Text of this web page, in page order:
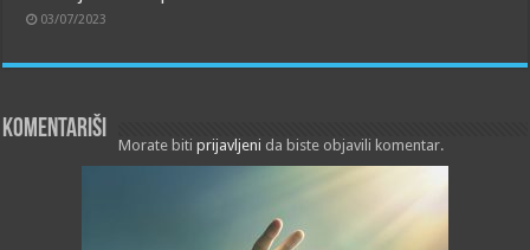
03/07/2023
Komentariši
Morate bitiprijavljeni da biste objavili komentar.